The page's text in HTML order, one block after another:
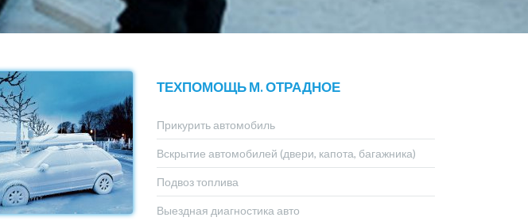
ТЕХПОМОЩЬ М. ОТРАДНОЕ
Прикурить автомобиль
Вскрытие автомобилей (двери, капота, багажника)
Подвоз топлива
Выездная диагностика авто